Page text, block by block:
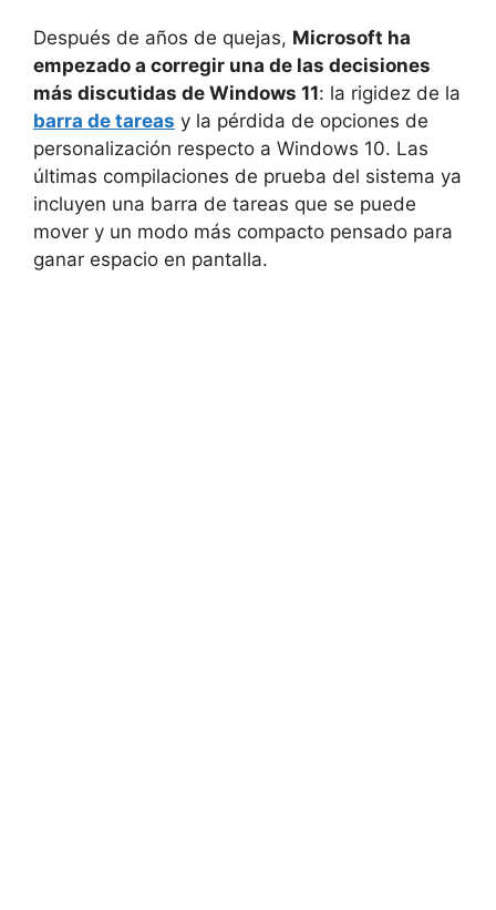
Después de años de quejas, Microsoft ha
empezado a corregir una de las decisiones
más discutidas de Windows 11: la rigidez de la
barra de tareas y la pérdida de opciones de
personalización respecto a Windows 10. Las
últimas compilaciones de prueba del sistema ya
incluyen una barra de tareas que se puede
mover y un modo más compacto pensado para
ganar espacio en pantalla.